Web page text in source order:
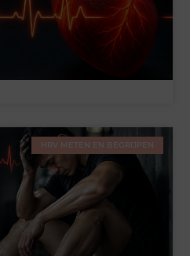
HRV METEN EN BEGRIJPEN